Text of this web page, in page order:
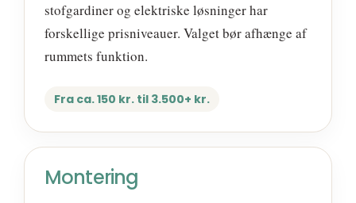
stofgardiner og elektriske løsninger har
forskellige prisniveauer. Valget bør afhænge af
rummets funktion.
Fra ca. 150 kr. til 3.500+ kr.
Montering